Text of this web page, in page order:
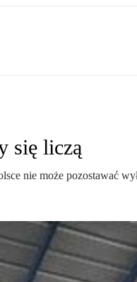
się liczą
nie może pozostawać